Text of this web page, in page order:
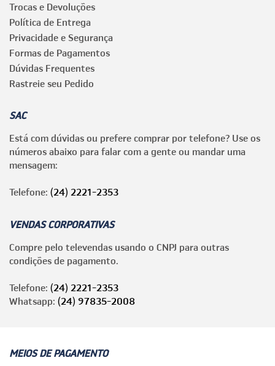
Trocas e Devoluções
Política de Entrega
Privacidade e Segurança
Formas de Pagamentos
Dúvidas Frequentes
Rastreie seu Pedido
SAC
Está com dúvidas ou prefere comprar por telefone? Use os
números abaixo para falar com a gente ou mandar uma
mensagem:
Telefone: (24) 2221-2353
VENDAS CORPORATIVAS
Compre pelo televendas usando o CNPJ para outras
condições de pagamento.
Telefone: (24) 2221-2353
Whatsapp: (24) 97835-2008
MEIOS DE PAGAMENTO